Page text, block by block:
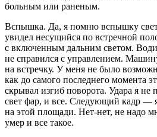
больным или раненым.
Вспышка. Да, я помню вспышку
увидел несущийся по встречной
с включенным дальним светом.
не справился с управлением.
на встречку. У меня не было
как до самого последнего момента
скрывал изгиб поворота. Удара я
свет фар, и все. Следующий кадр —
на этой площади. Нет-нет, не надо
умер и все такое.